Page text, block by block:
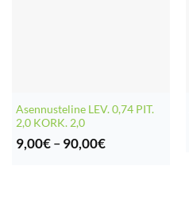
Asennusteline LEV. 0,74 PIT.
2,0 KORK. 2,0
9,00€ – 90,00€Hintaluokka: